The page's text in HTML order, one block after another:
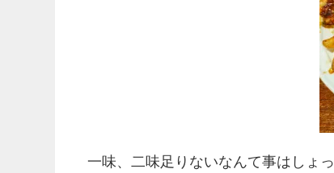
一味、二味足りないなんて事はしょ